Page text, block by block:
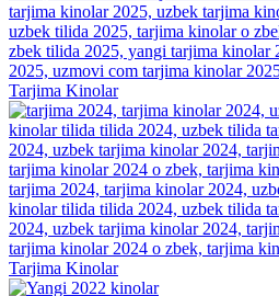
tarjima kinolar 2025, uzbek tarjima
uzbek tilida 2025, tarjima kinolar o
zbek tilida 2025, yangi tarjima kinolar
2025, uzmovi com tarjima kinolar
Tarjima Kinolar
tarjima 2024, tarjima kinolar 2024,
kinolar tilida tilida 2024, uzbek tilida
2024, uzbek tarjima kinolar 2024,
tarjima kinolar 2024 o zbek, tarjima
Tarjima Kinolar